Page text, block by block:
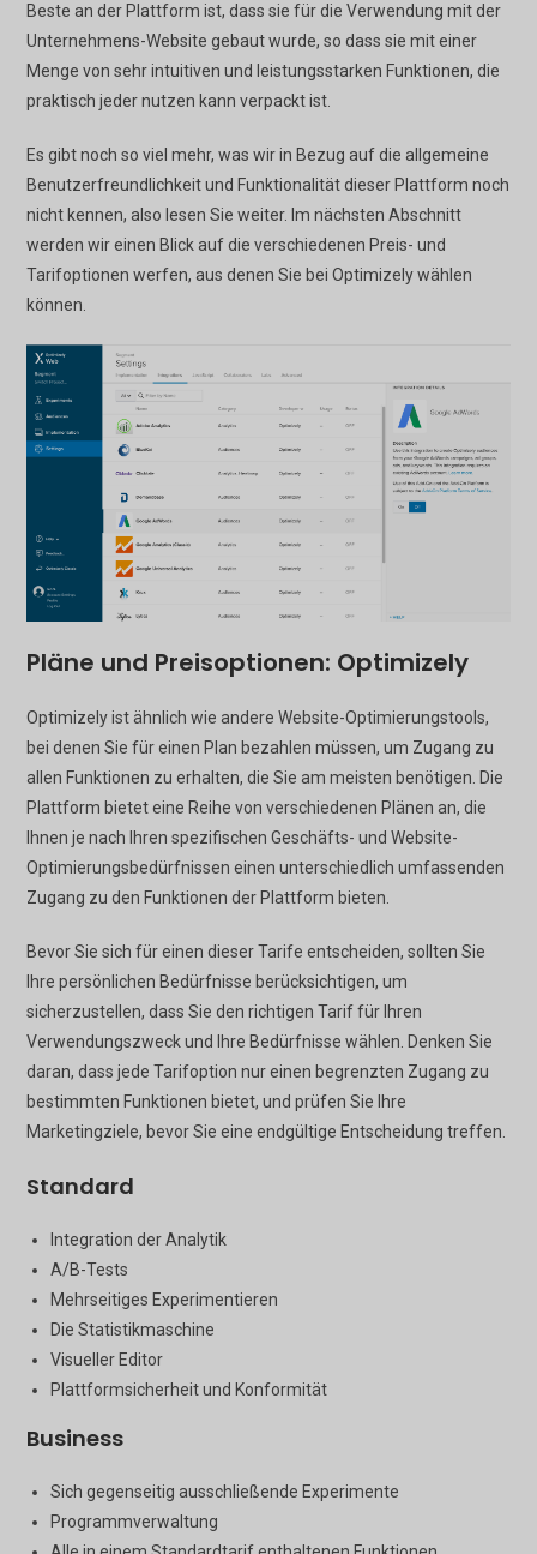
Beste an der Plattform ist, dass sie für die Verwendung mit der
Unternehmens-Website gebaut wurde, so dass sie mit einer
Menge von sehr intuitiven und leistungsstarken Funktionen, die
praktisch jeder nutzen kann verpackt ist.
Es gibt noch so viel mehr, was wir in Bezug auf die allgemeine
Benutzerfreundlichkeit und Funktionalität dieser Plattform noch
nicht kennen, also lesen Sie weiter. Im nächsten Abschnitt
werden wir einen Blick auf die verschiedenen Preis- und
Tarifoptionen werfen, aus denen Sie bei Optimizely wählen
können.
Pläne und Preisoptionen: Optimizely
Optimizely ist ähnlich wie andere Website-Optimierungstools,
bei denen Sie für einen Plan bezahlen müssen, um Zugang zu
allen Funktionen zu erhalten, die Sie am meisten benötigen. Die
Plattform bietet eine Reihe von verschiedenen Plänen an, die
Ihnen je nach Ihren spezifischen Geschäfts- und Website-
Optimierungsbedürfnissen einen unterschiedlich umfassenden
Zugang zu den Funktionen der Plattform bieten.
Bevor Sie sich für einen dieser Tarife entscheiden, sollten Sie
Ihre persönlichen Bedürfnisse berücksichtigen, um
sicherzustellen, dass Sie den richtigen Tarif für Ihren
Verwendungszweck und Ihre Bedürfnisse wählen. Denken Sie
daran, dass jede Tarifoption nur einen begrenzten Zugang zu
bestimmten Funktionen bietet, und prüfen Sie Ihre
Marketingziele, bevor Sie eine endgültige Entscheidung treffen.
Standard
Integration der Analytik
A/B-Tests
Mehrseitiges Experimentieren
Die Statistikmaschine
Visueller Editor
Plattformsicherheit und Konformität
Business
Sich gegenseitig ausschließende Experimente
Programmverwaltung